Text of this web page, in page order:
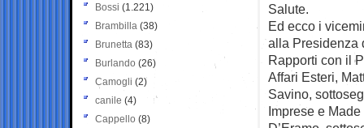
Salute.
Ed ecco i
alla Presidenza
Rapporti con il
Affari Esteri,
Savino,
Imprese e
Bossi (1.221)
Brambilla (38)
Brunetta (83)
Burlando (26)
Camogli (2)
canile (4)
Cappello (8)